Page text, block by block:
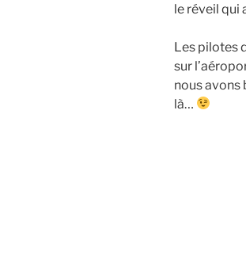
le réveil qui
Les pilotes
sur
nous avons
là…